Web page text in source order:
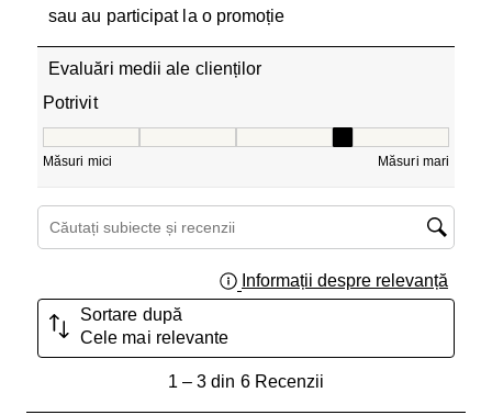
sau au participat la o promoție
Evaluări medii ale clienților
Potrivit
Măsuri mici Măsuri mari
Căutați subiecte și recenzii căutați regiunea
Informații despre relevanță
Sortare după
Cele mai relevante
1– 3 din 6 Recenzii